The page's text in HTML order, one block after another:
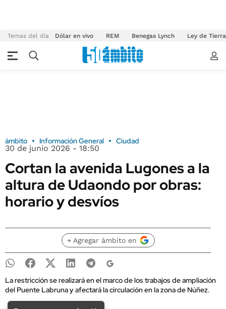
Temas del día Dólar en vivo REM Benegas Lynch Ley de
ámbito Información General Ciudad
30 de junio 2026 - 18:50
Cortan la avenida Lugones a la
altura de Udaondo por obras:
horario y desvíos
+ Agregar ámbito en
La restricción se realizará en el marco de los trabajos de ampliación
del Puente Labruna y afectará la circulación en la zona de Núñez.